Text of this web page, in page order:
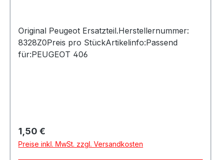
Original Peugeot Ersatzteil.Herstellernummer:
8328Z0Preis pro StückArtikelinfo:Passend
für:PEUGEOT 406
Regulärer Preis:
1,50 €
Preise inkl. MwSt. zzgl. Versandkosten